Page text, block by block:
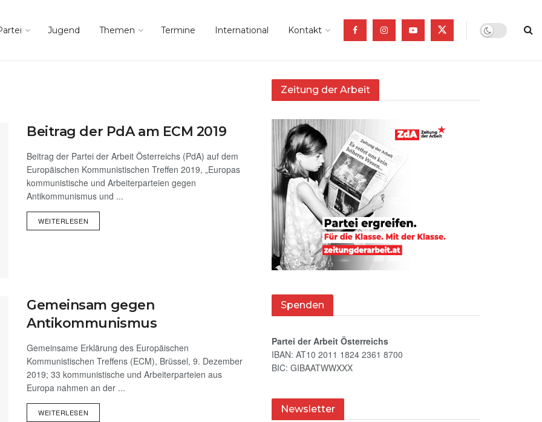
Jugend Themen Termine International Kontakt
Beitrag der PdA am ECM 2019
Beitrag der Partei der Arbeit Österreichs (PdA) auf dem
Europäischen Kommunistischen Treffen 2019, „Europas
kommunistische und Arbeiterparteien gegen
Antikommunismus und ...
WEITERLESEN
Gemeinsam gegen
Antikommunismus
Gemeinsame Erklärung des Europäischen
Kommunistischen Treffens (ECM), Brüssel, 9. Dezember
2019; 33 kommunistische und Arbeiterparteien aus
Europa nahmen an der ...
WEITERLESEN
Zeitung der Arbeit
Spenden
Partei der Arbeit Österreichs
IBAN: AT10 2011 1824 2361 8700
BIC: GIBAATWWXXX
Newsletter